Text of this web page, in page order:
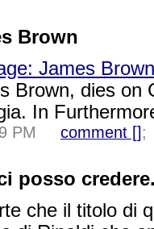
Brown
James
Brown, dies on
In
PM comment [] ;
posso
che il titolo di